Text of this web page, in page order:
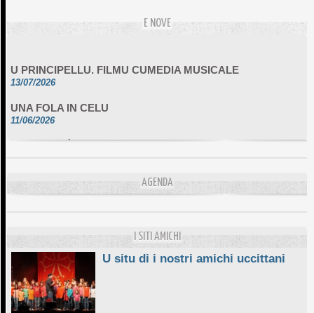
E NOVE
13/07/2026
11/06/2026
DA SCIMULÌ
10/06/2026
AGENDA
I SITI AMICHI
U situ di i nostri amichi uccittani